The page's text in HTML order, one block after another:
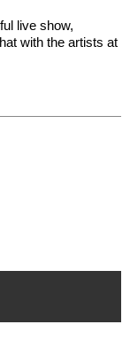
live show,
with the artists at